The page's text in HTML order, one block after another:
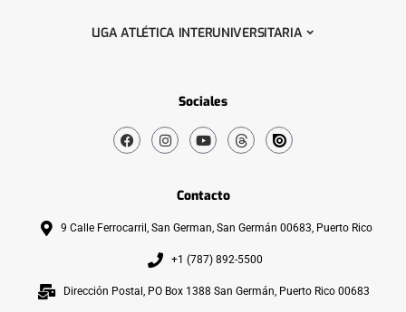
LIGA ATLÉTICA INTERUNIVERSITARIA
Sociales
Contacto
9 Calle Ferrocarril, San German, San Germán 00683, Puerto Rico
+1 (787) 892-5500
Dirección Postal, PO Box 1388 San Germán, Puerto Rico 00683